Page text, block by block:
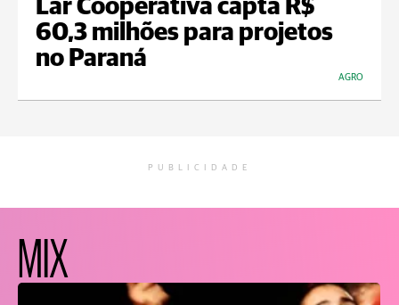
Lar Cooperativa capta R$
60,3 milhões para projetos
no Paraná
AGRO
PUBLICIDADE
MIX